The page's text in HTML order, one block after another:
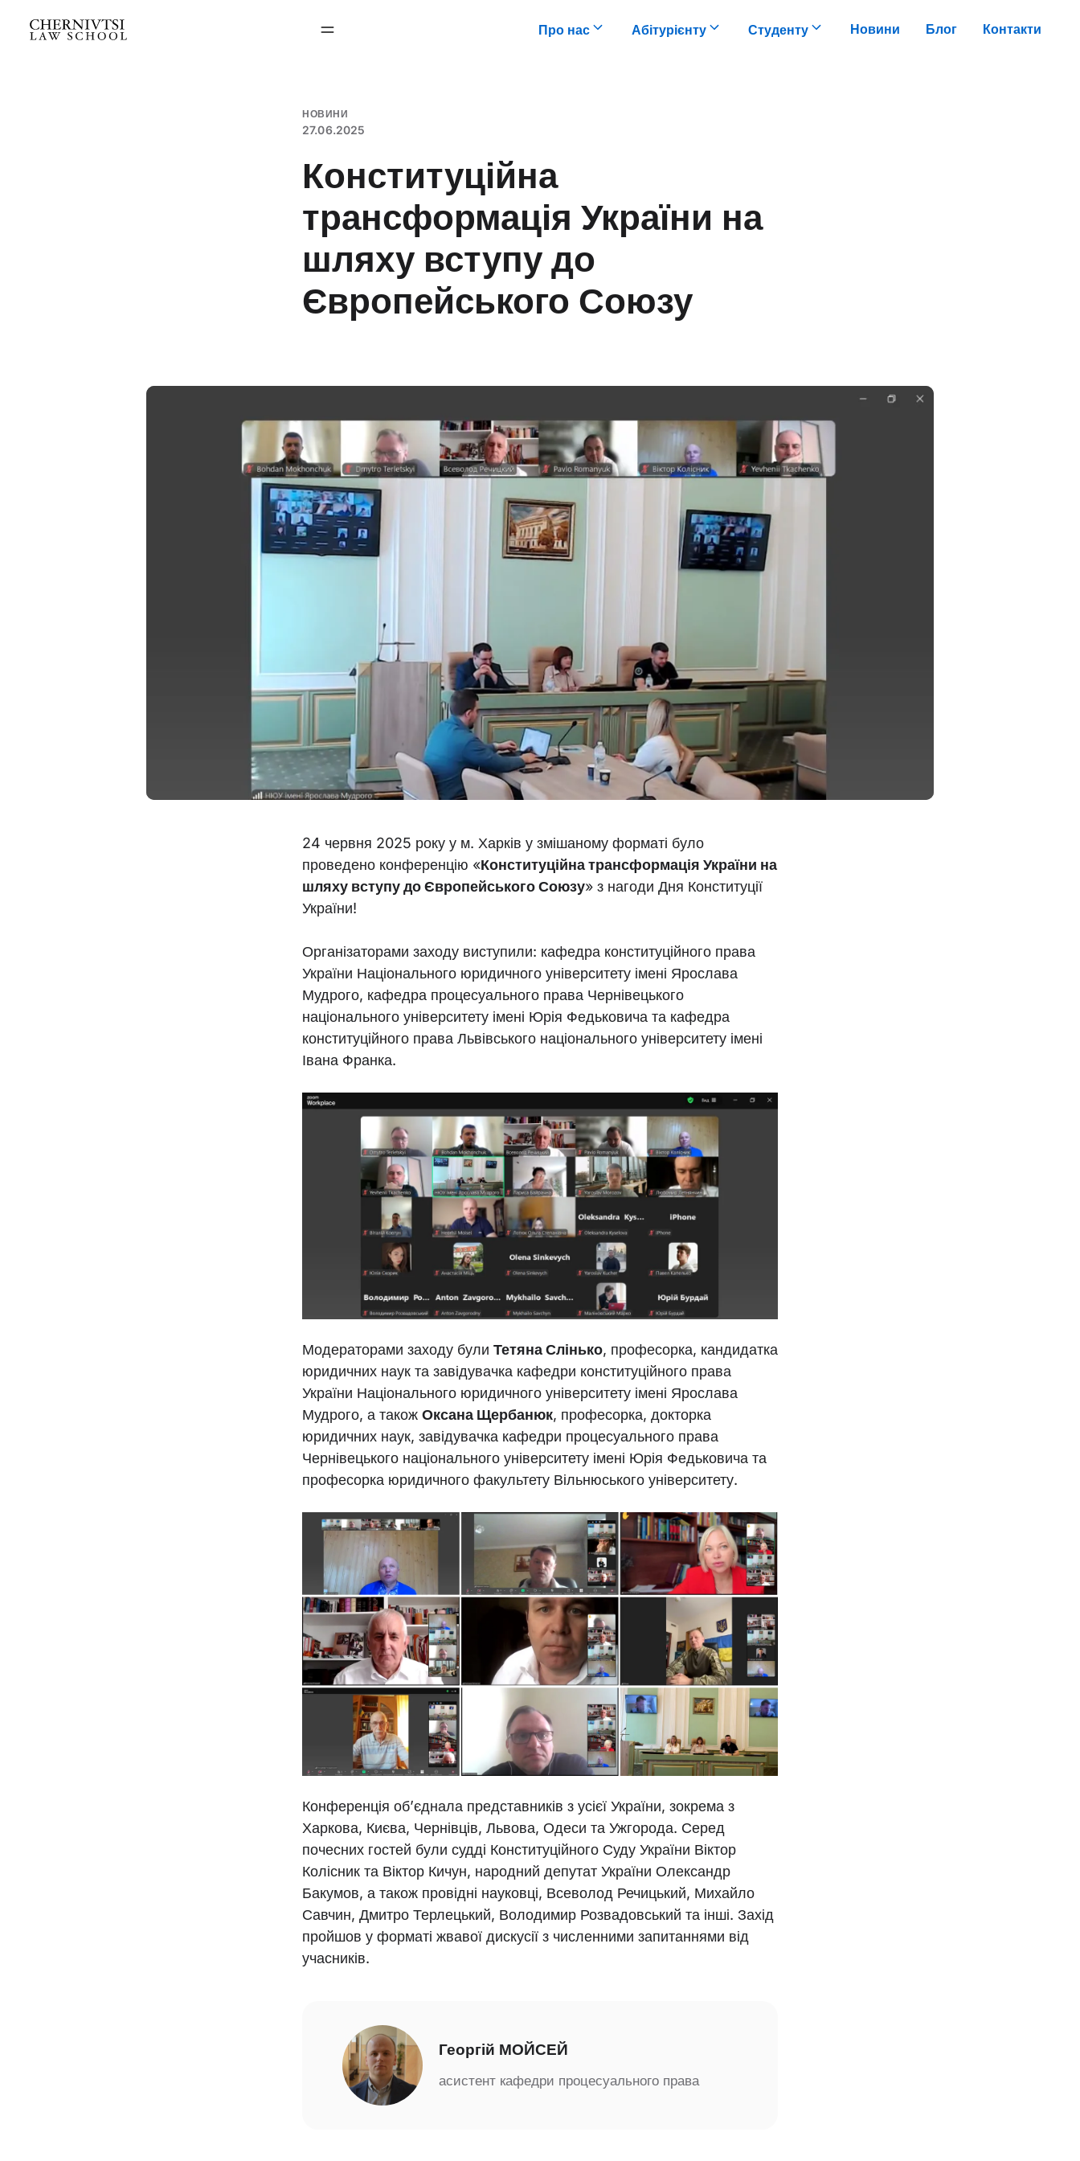
Про нас Абітурієнту Студенту Новини Блог Контакти
НОВИНИ
27.06.2025
Конституційна
трансформація України на
шляху вступу до
Європейського Союзу
24 червня 2025 року у м. Харків у змішаному форматі було
проведено конференцію «Конституційна трансформація України на
шляху вступу до Європейського Союзу» з нагоди Дня Конституції
України!
Організаторами заходу виступили: кафедра конституційного права
України Національного юридичного університету імені Ярослава
Мудрого, кафедра процесуального права Чернівецького
національного університету імені Юрія Федьковича та кафедра
конституційного права Львівського національного університету імені
Івана Франка.
Модераторами заходу були Тетяна Слінько, професорка, кандидатка
юридичних наук та завідувачка кафедри конституційного права
України Національного юридичного університету імені Ярослава
Мудрого, а також Оксана Щербанюк, професорка, докторка
юридичних наук, завідувачка кафедри процесуального права
Чернівецького національного університету імені Юрія Федьковича та
професорка юридичного факультету Вільнюського університету.
Конференція об’єднала представників з усієї України, зокрема з
Харкова, Києва, Чернівців, Львова, Одеси та Ужгорода. Серед
почесних гостей були судді Конституційного Суду України Віктор
Колісник та Віктор Кичун, народний депутат України Олександр
Бакумов, а також провідні науковці, Всеволод Речицький, Михайло
Савчин, Дмитро Терлецький, Володимир Розвадовський та інші. Захід
пройшов у форматі жвавої дискусії з численними запитаннями від
учасників.
Георгій МОЙСЕЙ
асистент кафедри процесуального права